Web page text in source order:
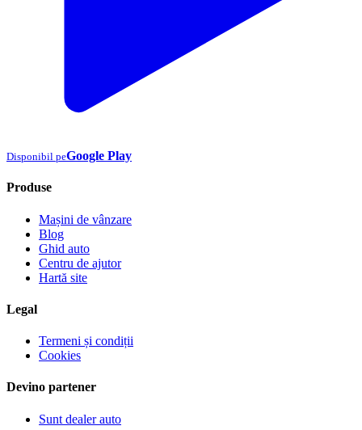
Disponibil peGoogle Play
Produse
Mașini de vânzare
Blog
Ghid auto
Centru de ajutor
Hartă site
Legal
Termeni și condiții
Cookies
Devino partener
Sunt dealer auto